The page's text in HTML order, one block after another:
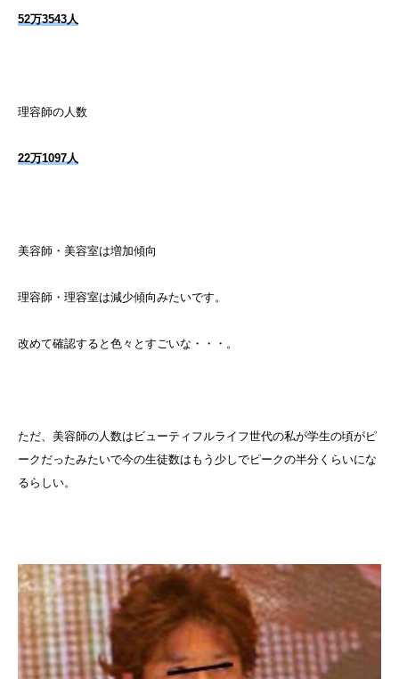
52万3543人
理容師の人数
22万1097人
美容師・美容室は増加傾向
理容師・理容室は減少傾向みたいです。
改めて確認すると色々とすごいな・・・。
ただ、美容師の人数はビューティフルライフ世代の私が学生の頃がピ
ークだったみたいで今の生徒数はもう少しでピークの半分くらいにな
るらしい。